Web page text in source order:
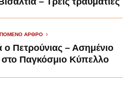
ΆΡΘΡΟ
Πετρούνιας – Ασημένιο
στο Παγκόσμιο Κύπελλο